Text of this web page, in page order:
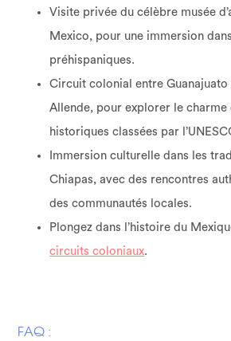
Visite privée du célèbre musée
Mexico, pour une immersion
préhispaniques.
Circuit colonial entre Guanajuato
Allende, pour explorer le charme
historiques classées par
Immersion culturelle dans les
Chiapas, avec des rencontres
des communautés locales.
Plongez dans l’histoire du
circuits coloniaux.
FAQ :